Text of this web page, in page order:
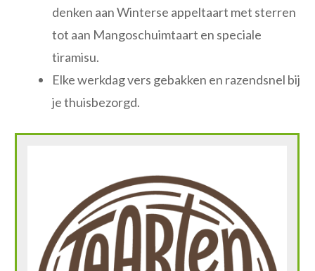
denken aan Winterse appeltaart met sterren
tot aan Mangoschuimtaart en speciale
tiramisu.
Elke werkdag vers gebakken en razendsnel bij
je thuisbezorgd.